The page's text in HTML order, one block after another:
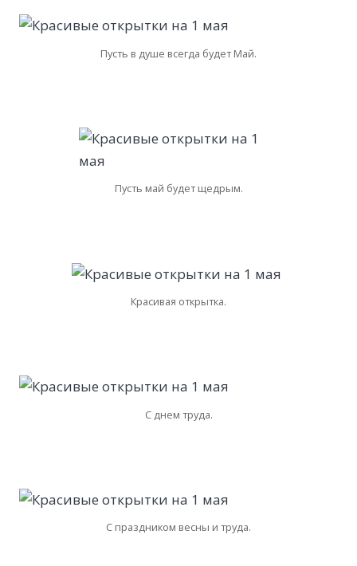
Пусть в душе всегда будет Май.
Пусть май будет щедрым.
Красивая открытка.
С днем труда.
С праздником весны и труда.